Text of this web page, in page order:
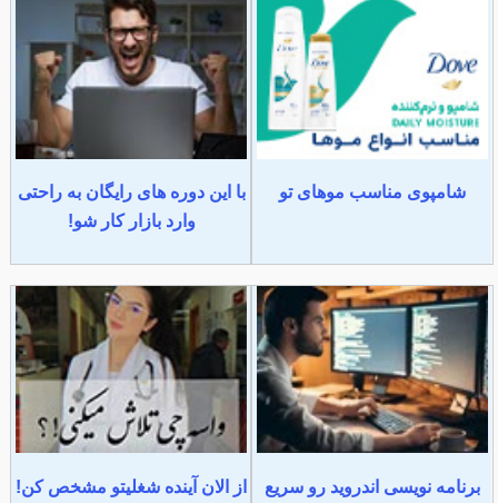
شامپوی مناسب موهای تو
با این دوره های رایگان به راحتی
وارد بازار کار شو!
برنامه نویسی اندروید رو سریع
از الان آینده شغلیتو مشخص کن!